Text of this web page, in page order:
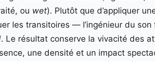
ou wet). Plutôt que d’appliquer
les transitoires — l’ingénieur du
. Le résultat conserve la vivacité des
une densité et un impact